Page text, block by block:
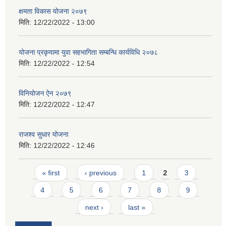
क्षमता विकास योजना २०७९
मिति: 12/22/2022 - 13:00
योजना प्रकृयामा युवा सहभागिता सम्बन्धि कार्यविधि २०७८
मिति: 12/22/2022 - 12:54
विनियोजन ऐन २०७९
मिति: 12/22/2022 - 12:47
राजश्व सुधार योजना
मिति: 12/22/2022 - 12:46
Pages
« first ‹ previous 1 2 3
4 5 6 7 8 9
next › last »